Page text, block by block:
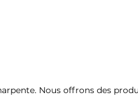
Nous offrons des